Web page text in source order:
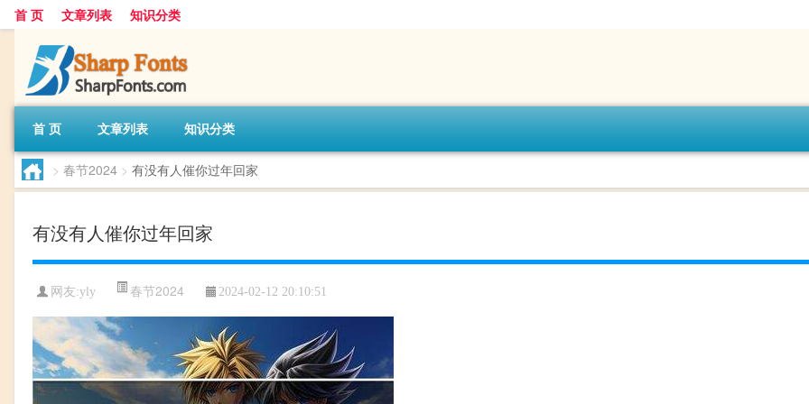
首 页 文章列表 知识分类
首 页 文章列表 知识分类
> 春节2024 > 有没有人催你过年回家
有没有人催你过年回家
网友:yly 春节2024 2024-02-12 20:10:51